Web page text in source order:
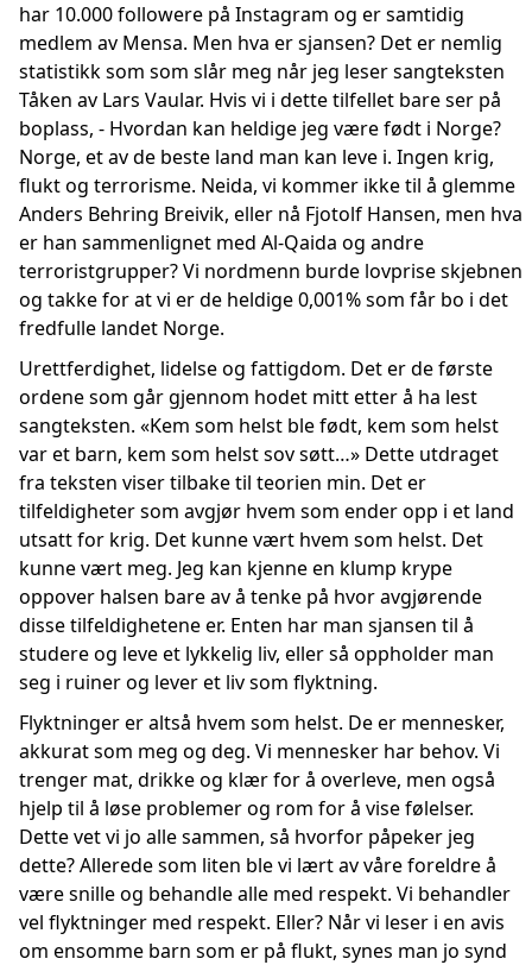
har 10.000 followere på Instagram og er samtidig
medlem av Mensa. Men hva er sjansen? Det er nemlig
statistikk som som slår meg når jeg leser sangteksten
Tåken av Lars Vaular. Hvis vi i dette tilfellet bare ser på
boplass, - Hvordan kan heldige jeg være født i Norge?
Norge, et av de beste land man kan leve i. Ingen krig,
flukt og terrorisme. Neida, vi kommer ikke til å glemme
Anders Behring Breivik, eller nå Fjotolf Hansen, men hva
er han sammenlignet med Al-Qaida og andre
terroristgrupper? Vi nordmenn burde lovprise skjebnen
og takke for at vi er de heldige 0,001% som får bo i det
fredfulle landet Norge.
Urettferdighet, lidelse og fattigdom. Det er de første
ordene som går gjennom hodet mitt etter å ha lest
sangteksten. «Kem som helst ble født, kem som helst
var et barn, kem som helst sov søtt…» Dette utdraget
fra teksten viser tilbake til teorien min. Det er
tilfeldigheter som avgjør hvem som ender opp i et land
utsatt for krig. Det kunne vært hvem som helst. Det
kunne vært meg. Jeg kan kjenne en klump krype
oppover halsen bare av å tenke på hvor avgjørende
disse tilfeldighetene er. Enten har man sjansen til å
studere og leve et lykkelig liv, eller så oppholder man
seg i ruiner og lever et liv som flyktning.
Flyktninger er altså hvem som helst. De er mennesker,
akkurat som meg og deg. Vi mennesker har behov. Vi
trenger mat, drikke og klær for å overleve, men også
hjelp til å løse problemer og rom for å vise følelser.
Dette vet vi jo alle sammen, så hvorfor påpeker jeg
dette? Allerede som liten ble vi lært av våre foreldre å
være snille og behandle alle med respekt. Vi behandler
vel flyktninger med respekt. Eller? Når vi leser i en avis
om ensomme barn som er på flukt, synes man jo synd